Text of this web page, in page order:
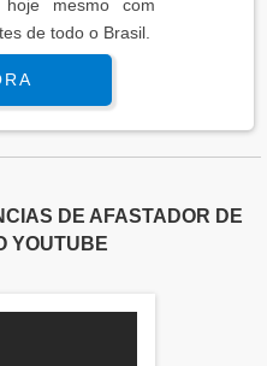
hoje mesmo com
de todo o Brasil.
DE AFASTADOR DE
YOUTUBE